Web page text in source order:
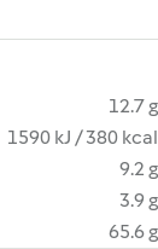
12.7 g
1590 kJ / 380 kcal
9.2 g
3.9 g
65.6 g